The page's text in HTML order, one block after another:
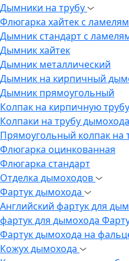
Дымники на трубу
Флюгарка хайтек с
Дымник стандарт с
Дымник хайтек
Дымник металлический
Дымник на кирпичный
Дымник прямоугольный
Колпак на кирпичную трубу
Колпаки на трубу дымохода
Прямоугольный колпак на
Флюгарка оцинкованная
Флюгарка стандарт
Отделка дымоходов
Фартук дымохода
Английский фартук для
фартук для дымохода
Фартук дымохода на
Кожух дымохода